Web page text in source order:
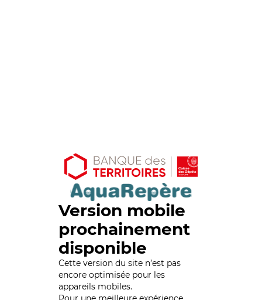
Version mobile
prochainement
disponible
Cette version du site n’est pas
encore optimisée pour les
appareils mobiles.